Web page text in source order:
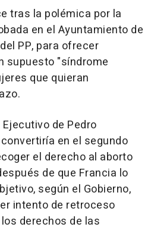
tras la polémica por la
en el Ayuntamiento de
PP, para ofrecer
supuesto "síndrome
que quieran
de Pedro
en el segundo
el derecho al aborto
de que Francia lo
según el Gobierno,
intento de retroceso
derechos de las